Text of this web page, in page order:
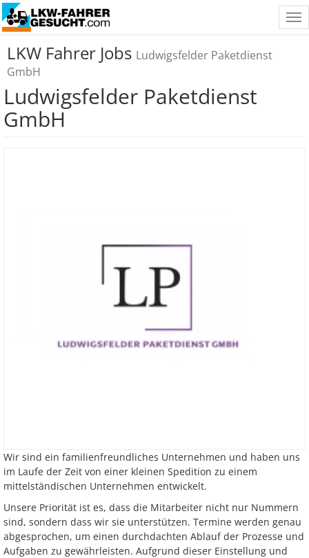
LKW Fahrer Jobs Ludwigsfelder Paketdienst
GmbH
Ludwigsfelder Paketdienst
GmbH
Wir sind ein familienfreundliches Unternehmen und haben uns
im Laufe der Zeit von einer kleinen Spedition zu einem
mittelständischen Unternehmen entwickelt.
Unsere Priorität ist es, dass die Mitarbeiter nicht nur Nummern
sind, sondern dass wir sie unterstützen. Termine werden genau
abgesprochen, um einen durchdachten Ablauf der Prozesse und
Aufgaben zu gewährleisten. Aufgrund dieser Einstellung und